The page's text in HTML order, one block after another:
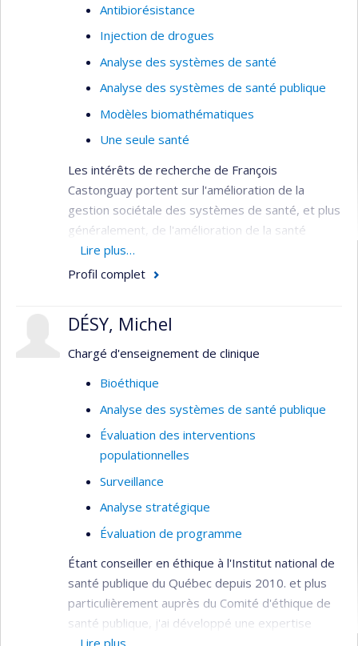
Antibiorésistance
Injection de drogues
Analyse des systèmes de santé
Analyse des systèmes de santé publique
Modèles biomathématiques
Une seule santé
Les intérêts de recherche de François
Castonguay portent sur l'amélioration de la
gestion sociétale des systèmes de santé, et plus
généralement, de l'amélioration de la santé
des populations de façon durable et équitable.
Lire plus…
Profil complet
DÉSY, Michel
Chargé d'enseignement de clinique
Bioéthique
Analyse des systèmes de santé publique
Évaluation des interventions
populationnelles
Surveillance
Analyse stratégique
Évaluation de programme
Étant conseiller en éthique à l'Institut national de
santé publique du Québec depuis 2010. et plus
particulièrement auprès du Comité d'éthique de
santé publique, j'ai développé une expertise
large en éthique appliquée à un grand nombre de
Lire plus…